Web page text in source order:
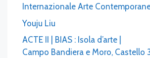
Internazionale Arte
Youju Liu
ACTE II | BIAS : Isola d’arte |
Campo Bandiera e Moro, Castello